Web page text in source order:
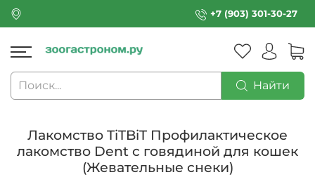
+7 (903) 301-30-27
Найти
Лакомство TiTBiT Профилактическое
лакомство Dent с говядиной для кошек
(Жевательные снеки)